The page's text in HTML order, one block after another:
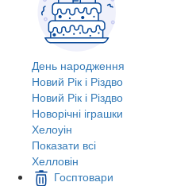
День народження
Новий Рік і Різдво
Новий Рік і Різдво
Новорічні іграшки
Хелоуін
Показати всі
Хелловін
Госптовари